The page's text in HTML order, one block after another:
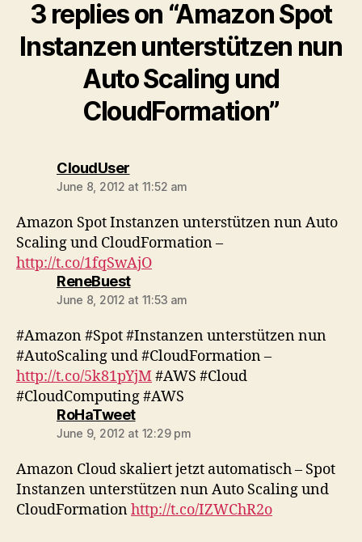
3 replies on “Amazon Spot
Instanzen unterstützen nun
Auto Scaling und
CloudFormation”
CloudUsersays:
June 8, 2012 at 11:52 am
Amazon Spot Instanzen unterstützen nun Auto
Scaling und CloudFormation –
http://t.co/1fqSwAjO
ReneBuestsays:
June 8, 2012 at 11:53 am
#Amazon #Spot #Instanzen unterstützen nun
#AutoScaling und #CloudFormation –
http://t.co/5k81pYjM#AWS #Cloud
#CloudComputing #AWS
RoHaTweetsays:
June 9, 2012 at 12:29 pm
Amazon Cloud skaliert jetzt automatisch – Spot
Instanzen unterstützen nun Auto Scaling und
CloudFormationhttp://t.co/IZWChR2o